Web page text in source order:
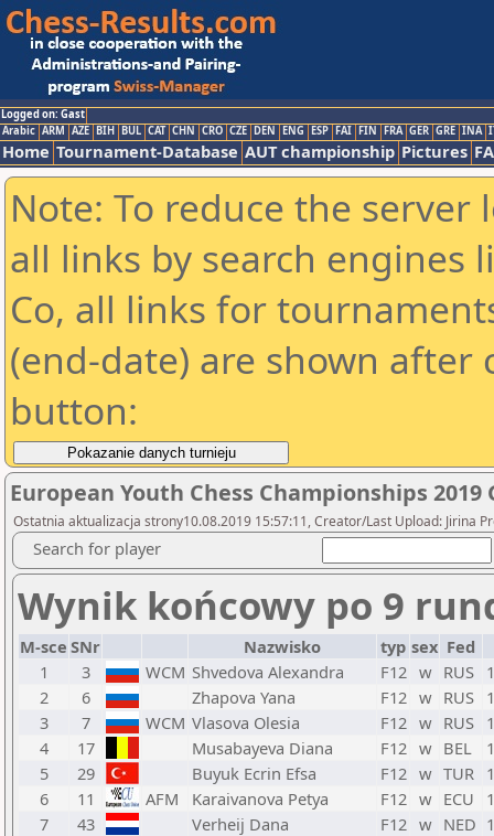
Logged on: Gast
Arabic ARM AZE BIH BUL CAT CHN CRO CZE DEN ENG ESP FAI FIN FRA GER GRE INA
Home Tournament-Database AUT championship Pictures
Note: To reduce the
all links by search engines
Co, all links for
(end-date) are shown
button:
European Youth Chess Championships 2019
Ostatnia aktualizacja strony10.08.2019 15:57:11, Creator/Last Upload: Jirina
Search for player
Wynik końcowy po 9
M-sce SNr Nazwisko typ sex Fed
1
3 WCM Shvedova Alexandra F12 w RUS
2
6 Zhapova Yana F12 w RUS
3
7 WCM Vlasova Olesia F12 w RUS
4
17 Musabayeva Diana F12 w BEL
5
29 Buyuk Ecrin Efsa F12 w TUR
6
11 AFM Karaivanova Petya F12 w ECU
7
43 Verheij Dana F12 w NED